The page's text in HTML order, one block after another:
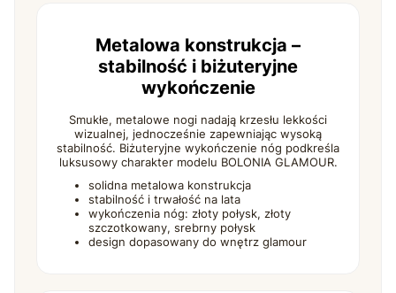
Metalowa konstrukcja –
stabilność i biżuteryjne
wykończenie
Smukłe, metalowe nogi nadają krzesłu lekkości
wizualnej, jednocześnie zapewniając wysoką
stabilność. Biżuteryjne wykończenie nóg podkreśla
luksusowy charakter modelu BOLONIA GLAMOUR.
solidna metalowa konstrukcja
stabilność i trwałość na lata
wykończenia nóg: złoty połysk, złoty
szczotkowany, srebrny połysk
design dopasowany do wnętrz glamour